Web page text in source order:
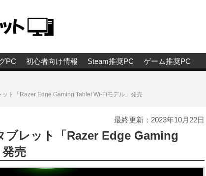
PC 初心者向け情報 Steam推奨PC ゲーム推奨PC
ト「Razer Edge Gaming Tablet Wi-Fiモデル」発売
最終更新： 2023年10月22日
レット「Razer Edge Gaming
売